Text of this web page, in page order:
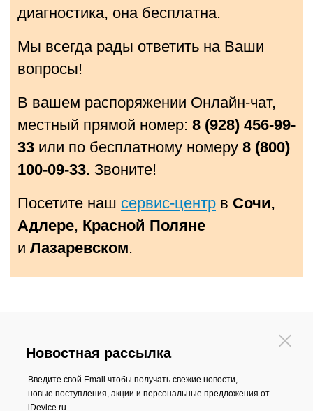
диагностика, она бесплатна.
Мы всегда рады ответить на Ваши
вопросы!
В вашем распоряжении Онлайн-чат,
местный прямой номер: 8 (928) 456-99-
33 или по бесплатному номеру 8 (800)
100-09-33. Звоните!
Посетите наш сервис-центр в Сочи,
Адлере, Красной Поляне
и Лазаревском.
Новостная рассылка
Введите свой Email чтобы получать свежие новости,
новые поступления, акции и персональные предложения от
iDevice.ru